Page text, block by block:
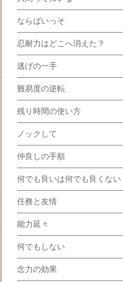
ならばいっそ
忍耐力はどこへ消えた？
逃げの一手
難易度の逆転
残り時間の使い方
ノックして
仲良しの手順
何でも良いは何でも良くない
任務と友情
能力延々
何でもしない
念力の効果